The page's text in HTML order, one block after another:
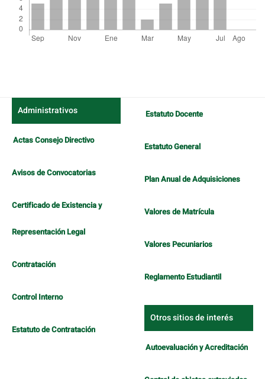
Administrativos
Actas Consejo Directivo
Avisos de Convocatorias
Certificado de Existencia y
Representación Legal
Contratación
Control Interno
Estatuto de Contratación
Estatuto Docente
Estatuto General
Plan Anual de Adquisiciones
Valores de Matrícula
Valores Pecuniarios
Reglamento Estudiantil
Otros sitios de interés
Autoevaluación y Acreditación